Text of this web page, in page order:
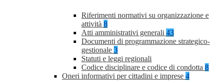
Riferimenti normativi su organizzazione e
attività 8
Atti amministrativi generali 43
Documenti di programmazione strategico-
gestionale 3
Statuti e leggi regionali
Codice disciplinare e codice di condotta 8
Oneri informativi per cittadini e imprese 4